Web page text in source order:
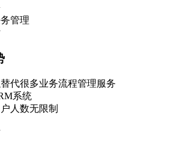
管理
代很多业务流程管理服务
系统
人数无限制